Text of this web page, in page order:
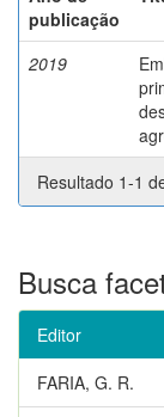
publicação
2019
Resultado 1-1
Busca
Editor
FARIA, G. R.